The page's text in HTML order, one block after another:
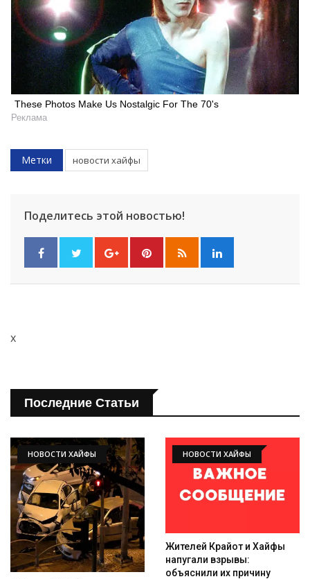
These Photos Make Us Nostalgic For The 70's
Реклама
Метки новости хайфы
Поделитесь этой новостью!
x
Последние Статьи
НОВОСТИ ХАЙФЫ НОВОСТИ ХАЙФЫ
Жителей Крайот и Хайфы
напугали взрывы:
объяснили их причину